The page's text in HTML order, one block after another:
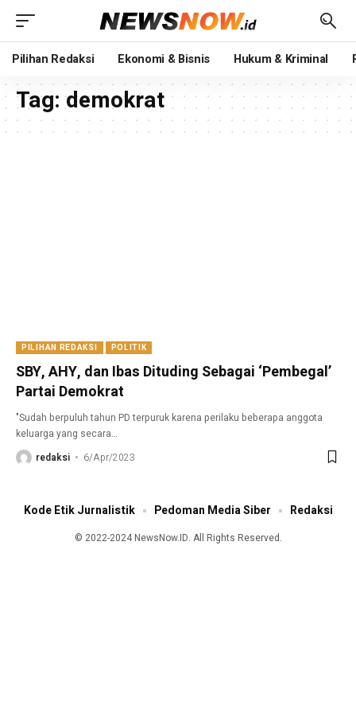
Pilihan Redaksi Ekonomi & Bisnis Hukum & Kriminal
Tag:demokrat
PILIHAN REDAKSI POLITIK
SBY, AHY, dan Ibas Dituding Sebagai ‘Pembegal’
Partai Demokrat
"Sudah berpuluh tahun PD terpuruk karena perilaku beberapa anggota
keluarga yang secara…
redaksi
6/Apr/2023
© 2022-2024 NewsNow.ID. All Rights Reserved.
Kode Etik Jurnalistik Pedoman Media Siber Redaksi